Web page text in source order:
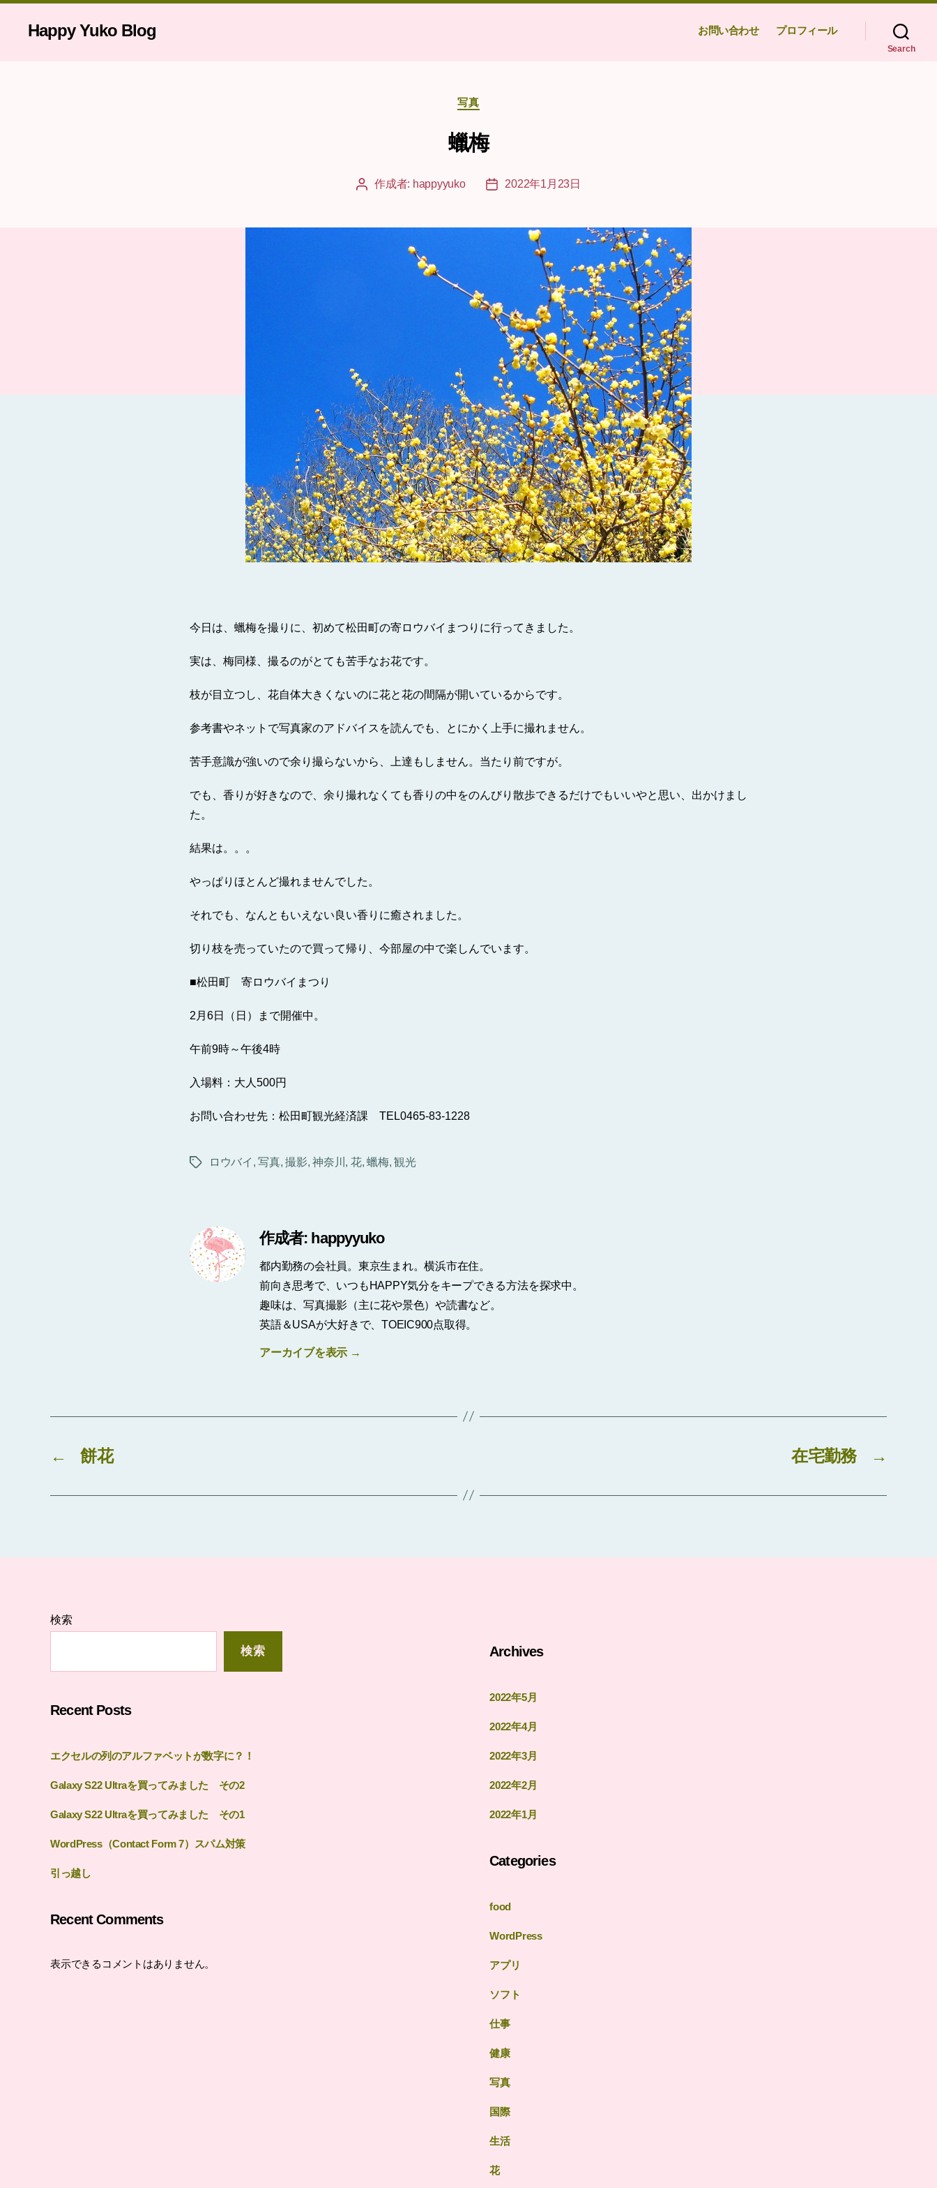
Happy Yuko Blog お問い合わせ プロフィール
Search
カ
テ
リ
ー
写真
蠟梅
投
作成者: happyyuko
投
2022年1月23日
今日は、蠟梅を撮りに、初めて松田町の寄ロウバイまつりに行ってきました。
実は、梅同様、撮るのがとても苦手なお花です。
枝が目立つし、花自体大きくないのに花と花の間隔が開いているからです。
参考書やネットで写真家のアドバイスを読んでも、とにかく上手に撮れません。
苦手意識が強いので余り撮らないから、上達もしません。当たり前ですが。
でも、香りが好きなので、余り撮れなくても香りの中をのんびり散歩できるだけでもいいやと思い、出かけまし
た。
結果は。。。
やっぱりほとんど撮れませんでした。
それでも、なんともいえない良い香りに癒されました。
切り枝を売っていたので買って帰り、今部屋の中で楽しんでいます。
■松田町 寄ロウバイまつり
2月6日（日）まで開催中。
午前9時～午後4時
入場料：大人500円
お問い合わせ先：松田町観光経済課 TEL0465-83-1228
タ
ロウバイ ,写真,撮影,神奈川 , 花,蠟梅,観光
作成者: happyyuko
都内勤務の会社員。東京生まれ。横浜市在住。
前向き思考で、いつもHAPPY気分をキープできる方法を探求中。
趣味は、写真撮影（主に花や景色）や読書など。
英語＆USAが大好きで、TOEIC900点取得。
アーカイブを表示 →
← 餅花 →
在宅勤務
検索
検索
Recent Posts
エクセルの列のアルファベットが数字に？！
Galaxy S22 Ultraを買ってみました その2
Galaxy S22 Ultraを買ってみました その1
WordPress（Contact Form 7）スパム対策
引っ越し
Recent Comments
表示できるコメントはありません。
Archives
2022年5月
2022年4月
2022年3月
2022年2月
2022年1月
Categories
food
WordPress
アプリ
ソフト
仕事
健康
写真
国際
生活
花